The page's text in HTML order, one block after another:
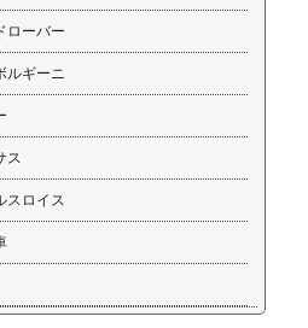
ローバー
ルギーニ
ス
スロイス